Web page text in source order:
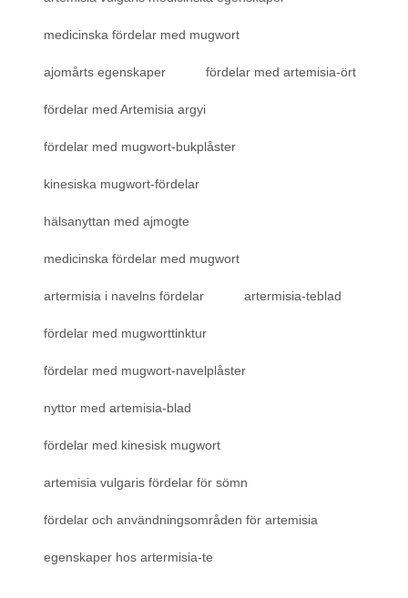
medicinska fördelar med mugwort
ajomårts egenskaper fördelar med artemisia-ört
fördelar med Artemisia argyi
fördelar med mugwort-bukplåster
kinesiska mugwort-fördelar
hälsanyttan med ajmogte
medicinska fördelar med mugwort
artermisia i navelns fördelar artermisia-teblad
fördelar med mugworttinktur
fördelar med mugwort-navelplåster
nyttor med artemisia-blad
fördelar med kinesisk mugwort
artemisia vulgaris fördelar för sömn
fördelar och användningsområden för artemisia
egenskaper hos artermisia-te